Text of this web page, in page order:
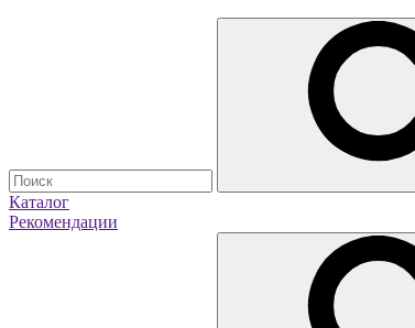
Каталог
Рекомендации